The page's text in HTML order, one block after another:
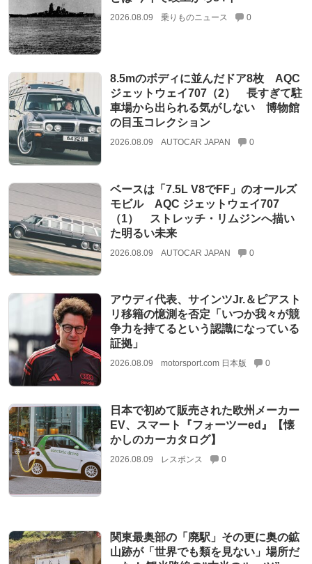
2026.08.09 乗りものニュース 0
8.5mのボディに並んだドア8枚 AQC
ジェットウェイ707（2） 長すぎて駐
車場から出られる気がしない 博物館
の目玉コレクション
2026.08.09 AUTOCAR JAPAN 0
ベースは「7.5L V8でFF」のオールズ
モビル AQC ジェットウェイ707
（1） ストレッチ・リムジンへ描い
た明るい未来
2026.08.09 AUTOCAR JAPAN 0
アウディ代表、サインツJr.＆ピアスト
リ移籍の憶測を否定「いつか我々が競
争力を持てるという認識になっている
証拠」
2026.08.09 motorsport.com 日本版 0
日本で初めて販売された欧州メーカー
EV、スマート『フォーツーed』【懐
かしのカーカタログ】
2026.08.09 レスポンス 0
関東最奥部の「廃駅」その更に奥の鉱
山跡が「世界でも類を見ない」場所だ